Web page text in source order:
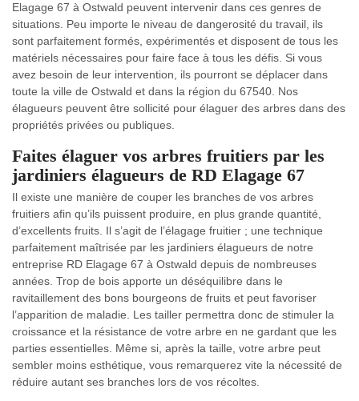
Elagage 67 à Ostwald peuvent intervenir dans ces genres de
situations. Peu importe le niveau de dangerosité du travail, ils
sont parfaitement formés, expérimentés et disposent de tous les
matériels nécessaires pour faire face à tous les défis. Si vous
avez besoin de leur intervention, ils pourront se déplacer dans
toute la ville de Ostwald et dans la région du 67540. Nos
élagueurs peuvent être sollicité pour élaguer des arbres dans des
propriétés privées ou publiques.
Faites élaguer vos arbres fruitiers par les
jardiniers élagueurs de RD Elagage 67
Il existe une manière de couper les branches de vos arbres
fruitiers afin qu’ils puissent produire, en plus grande quantité,
d’excellents fruits. Il s’agit de l’élagage fruitier ; une technique
parfaitement maîtrisée par les jardiniers élagueurs de notre
entreprise RD Elagage 67 à Ostwald depuis de nombreuses
années. Trop de bois apporte un déséquilibre dans le
ravitaillement des bons bourgeons de fruits et peut favoriser
l’apparition de maladie. Les tailler permettra donc de stimuler la
croissance et la résistance de votre arbre en ne gardant que les
parties essentielles. Même si, après la taille, votre arbre peut
sembler moins esthétique, vous remarquerez vite la nécessité de
réduire autant ses branches lors de vos récoltes.